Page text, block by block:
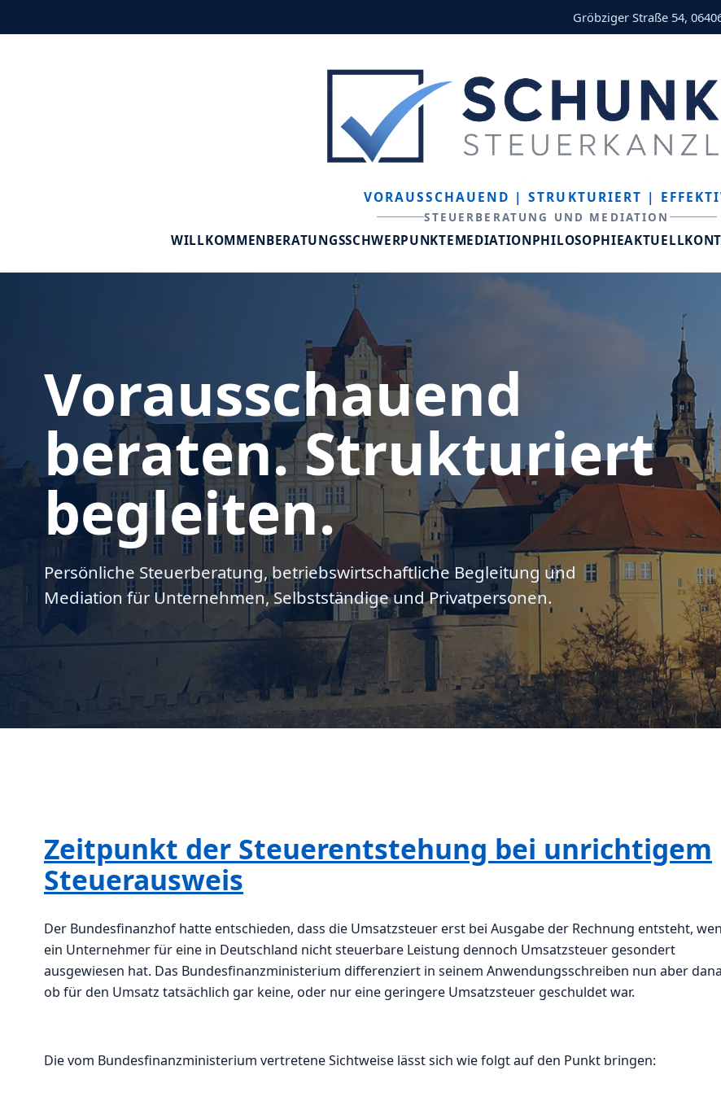
Gröbziger Straße 54,
VORAUSSCHAUEND | STRUKTURIERT |
STEUERBERATUNG UND MEDIATION
WILLKOMMENBERATUNGSSCHWERPUNKTEMEDIATIONPHILOSOPHIEAKTUELL
Vorausschauend
beraten. Strukturiert
begleiten.
Persönliche Steuerberatung, betriebswirtschaftliche Begleitung und
Mediation für Unternehmen, Selbstständige und Privatpersonen.
Zeitpunkt der Steuerentstehung bei unrichtigem
Steuerausweis
Der Bundesfinanzhof hatte entschieden, dass die Umsatzsteuer erst bei Ausgabe der Rechnung entsteht,
ein Unternehmer für eine in Deutschland nicht steuerbare Leistung dennoch Umsatzsteuer gesondert
ausgewiesen hat. Das Bundesfinanzministerium differenziert in seinem Anwendungsschreiben nun aber
ob für den Umsatz tatsächlich gar keine, oder nur eine geringere Umsatzsteuer geschuldet war.
Die vom Bundesfinanzministerium vertretene Sichtweise lässt sich wie folgt auf den Punkt bringen: